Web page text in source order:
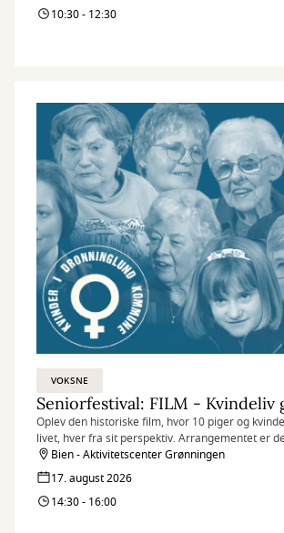
10:30 - 12:30
VOKSNE
Oplev den historiske film, hvor 10 piger og
livet, hver fra sit perspektiv. Arrangementet er
Seniorfestival 2026.
Bien - Aktivitetscenter Grønningen
17. august 2026
14:30 - 16:00